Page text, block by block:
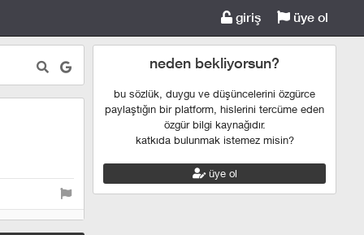
giriş üye ol
neden bekliyorsun?
bu sözlük, duygu ve düşüncelerini özgürce
paylaştığın bir platform, hislerini tercüme eden
özgür bilgi kaynağıdır.
katkıda bulunmak istemez misin?
üye ol